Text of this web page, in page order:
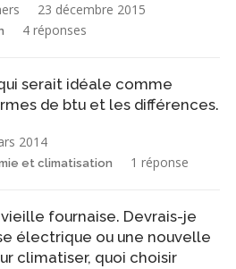
23 décembre 2015
4 réponses
serait idéale comme
de btu et les différences.
2014
et climatisation 1 réponse
fournaise. Devrais-je
électrique ou une nouvelle
climatiser, quoi choisir